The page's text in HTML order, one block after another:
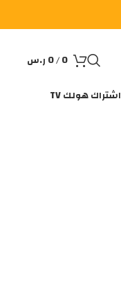
0
/
0 ر.س
اشتراك هولك TV